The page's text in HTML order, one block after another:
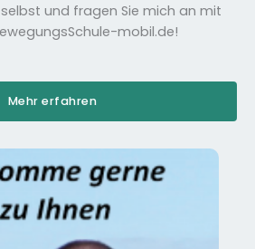
und fragen Sie mich an mit
mobil.de!
Mehr erfahren